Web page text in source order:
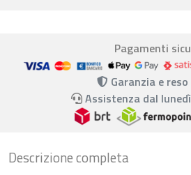
Pagamenti
Garanzia e
Assistenza dal
Descrizione completa